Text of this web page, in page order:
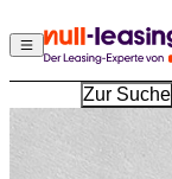
Zur Suche